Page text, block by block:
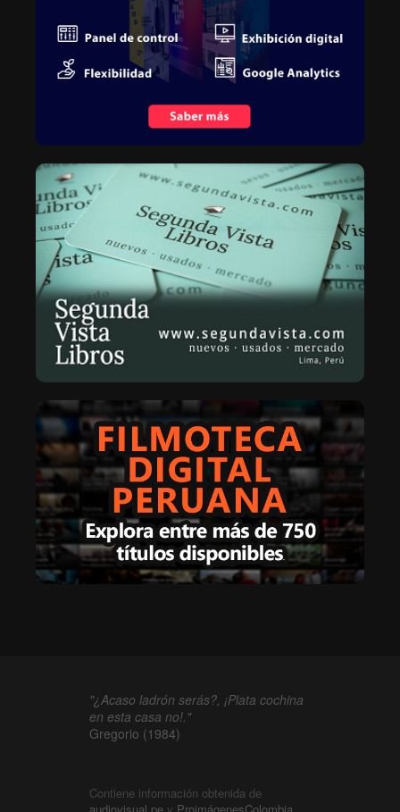
"¿Acaso ladrón serás?, ¡Plata cochina
en esta casa no!."
Gregorio (1984)
Contiene información obtenida de